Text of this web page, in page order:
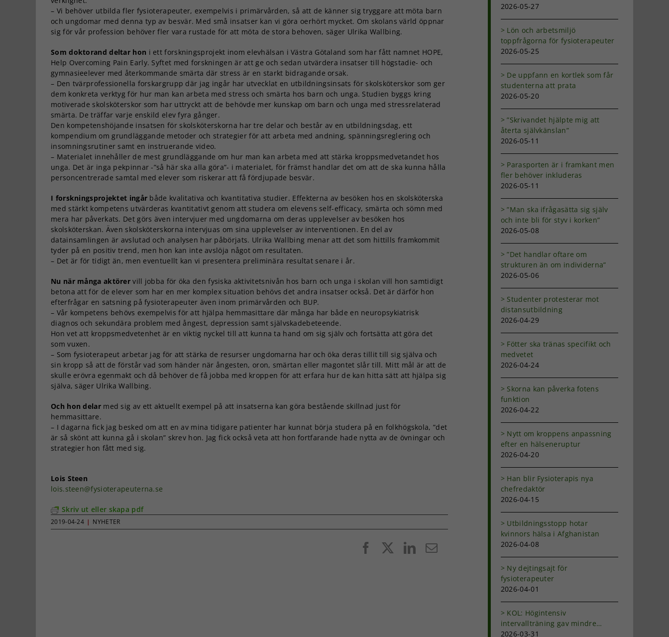
– Vi behöver utbilda fler fysioterapeuter, exempelvis i primärvården, så att de känner sig tryggare att möta barn
och ungdomar med denna typ av besvär. Med små insatser kan vi göra oerhört mycket. Om skolans värld öppnar
sig för vår profession behöver fler vara rustade för att möta de stora behoven, säger Ulrika Wallbing.
Som doktorand deltar hon i ett forskningsprojekt inom elevhälsan i Västra Götaland som har fått namnet HOPE,
Help Overcoming Pain Early. Syftet med forskningen är att ge och sedan utvärdera insatser till högstadie- och
gymnasieelever med återkommande smärta där stress är en starkt bidragande orsak.
– Den tvärprofessionella forskargrupp där jag ingår har utvecklat en utbildningsinsats för skolsköterskor som ger
dem konkreta verktyg för hur man kan arbeta med stress och smärta hos barn och unga. Studien byggs kring
motiverade skolsköterskor som har uttryckt att de behövde mer kunskap om barn och unga med stressrelaterad
smärta. De träffar varje enskild elev fyra gånger.
Den kompetenshöjande insatsen för skolsköterskorna har tre delar och består av en utbildningsdag, ett
kompendium om grundläggande metoder och strategier för att arbeta med andning, spänningsreglering och
insomningsrutiner samt en instruerande video.
– Materialet innehåller de mest grundläggande om hur man kan arbeta med att stärka kroppsmedvetandet hos
unga. Det är inga pekpinnar -”så här ska alla göra”- i materialet, för främst handlar det om att de ska kunna hålla
personcentrerade samtal med elever som riskerar att få fördjupade besvär.
I forskningsprojektet ingår både kvalitativa och kvantitativa studier. Effekterna av besöken hos en skolsköterska
med stärkt kompetens utvärderas kvantitativt genom att studera om elevens self-efficacy, smärta och sömn med
mera har påverkats. Det görs även intervjuer med ungdomarna om deras upplevelser av besöken hos
skolsköterskan. Även skolsköterskorna intervjuas om sina upplevelser av interventionen. En del av
datainsamlingen är avslutad och analysen har påbörjats. Ulrika Wallbing menar att det som hittills framkommit
tyder på en positiv trend, men hon kan inte avslöja något om resultaten.
– Det är för tidigt än, men eventuellt kan vi presentera preliminära resultat senare i år.
Nu när många aktörer vill jobba för öka den fysiska aktivitetsnivån hos barn och unga i skolan vill hon samtidigt
betona att för de elever som har en mer komplex situation behövs det andra insatser också. Det är därför hon
efterfrågar en satsning på fysioterapeuter även inom primärvården och BUP.
– Vår kompetens behövs exempelvis för att hjälpa hemmasittare där många har både en neuropsykiatrisk
diagnos och sekundära problem med ångest, depression samt självskadebeteende.
Hon vet att kroppsmedvetenhet är en viktig nyckel till att kunna ta hand om sig själv och fortsätta att göra det
som vuxen.
– Som fysioterapeut arbetar jag för att stärka de resurser ungdomarna har och öka deras tillit till sig själva och
sin kropp så att de förstår vad som händer när ångesten, oron, smärtan eller magontet slår till. Mitt mål är att de
skulle erövra egenmakt och då behöver de få jobba med kroppen för att erfara hur de kan hitta sätt att hjälpa sig
själva, säger Ulrika Wallbing.
Och hon delarmed sig av ett aktuellt exempel på att insatserna kan göra bestående skillnad just för
hemmasittare.
– I dagarna fick jag besked om att en av mina tidigare patienter har kunnat börja studera på en folkhögskola, ”det
är så skönt att kunna gå i skolan” skrev hon. Jag fick också veta att hon fortfarande hade nytta av de övningar och
strategier hon fått med sig.
Lois Steen
lois.steen@fysioterapeuterna.se
Skriv ut eller skapa pdf
2019-04-24 | NYHETER
FacebookLinkedIn
E-
2026-05-27
Lön och arbetsmiljö
toppfrågorna för fysioterapeuter
2026-05-25
De uppfann en kortlek som får
studenterna att prata
2026-05-20
”Skrivandet hjälpte mig att
återta självkänslan”
2026-05-11
Parasporten är i framkant men
fler behöver inkluderas
2026-05-11
”Man ska ifrågasätta sig själv
och inte bli för styv i korken”
2026-05-08
”Det handlar oftare om
strukturen än om individerna”
2026-05-06
Studenter protesterar mot
distansutbildning
2026-04-29
Fötter ska tränas specifikt och
medvetet
2026-04-24
Skorna kan påverka fotens
funktion
2026-04-22
Nytt om kroppens anpassning
efter en hälseneruptur
2026-04-20
Han blir Fysioterapis nya
chefredaktör
2026-04-15
Utbildningsstopp hotar
kvinnors hälsa i Afghanistan
2026-04-08
Ny dejtingsajt för
fysioterapeuter
2026-04-01
KOL: Högintensiv
intervallträning gav mindre
andfåddhet
2026-03-31
Nödvändiga
Dessa kakor
Statistik
För att vi ska